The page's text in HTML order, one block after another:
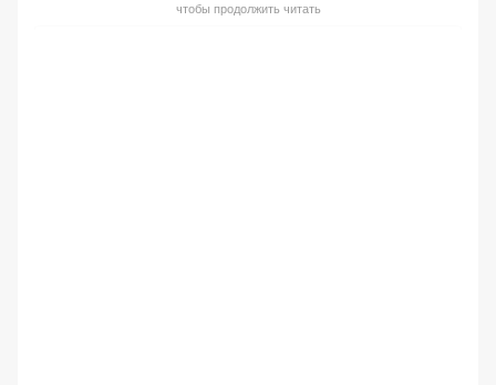
чтобы продолжить читать